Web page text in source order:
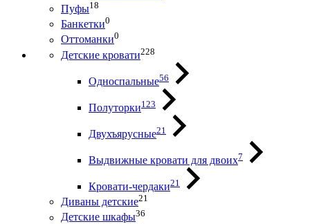
Пуфы18
Банкетки0
Оттоманки0
Детские кровати228
Односпальные56
Полуторки123
Двухъярусные21
Выдвижные кровати для двоих7
Кровати-чердаки21
Диваны детские21
Детские шкафы36